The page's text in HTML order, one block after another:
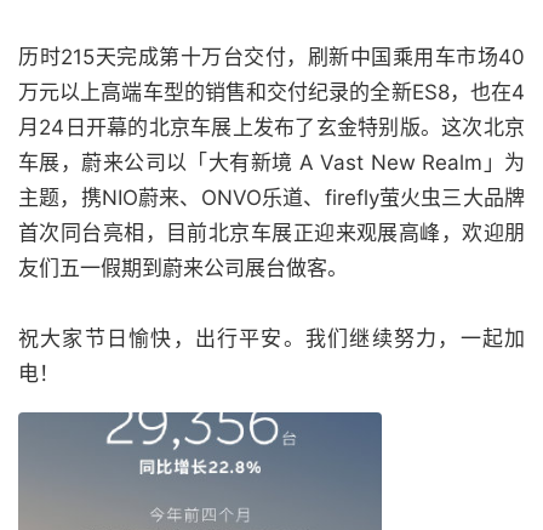
历时215天完成第十万台交付，刷新中国乘用车市场40
万元以上高端车型的销售和交付纪录的全新ES8，也在4
月24日开幕的北京车展上发布了玄金特别版。这次北京
车展，蔚来公司以「大有新境 A Vast New Realm」为
主题，携NIO蔚来、ONVO乐道、firefly萤火虫三大品牌
首次同台亮相，目前北京车展正迎来观展高峰，欢迎朋
友们五一假期到蔚来公司展台做客。
祝大家节日愉快，出行平安。我们继续努力，一起加
电！